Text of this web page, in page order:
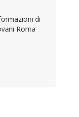
di
Roma